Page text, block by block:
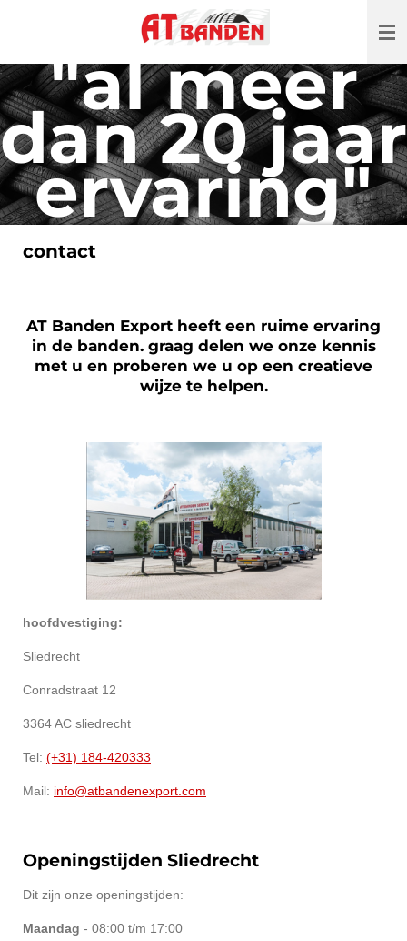
de
hoofdinhoud"al meer
dan 20 jaar
ervaring"
contact
AT Banden Export heeft een ruime ervaring
in de banden. graag delen we onze kennis
met u en proberen we u op een creatieve
wijze te helpen.
hoofdvestiging:
Sliedrecht
Conradstraat 12
3364 AC sliedrecht
Tel: (+31) 184-420333
Mail: info@atbandenexport.com
Openingstijden Sliedrecht
Dit zijn onze openingstijden:
Maandag - 08:00 t/m 17:00